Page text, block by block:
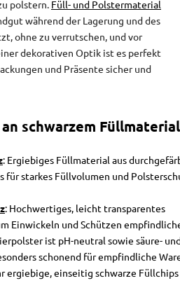
polstern. Füll- und Polstermaterial
während der Lagerung und des
ohne zu verrutschen, und vor
dekorativen Optik ist es perfekt
und Präsente sicher und
schwarzem Füllmaterial
: Ergiebiges Füllmaterial aus
für starkes Füllvolumen und
: Hochwertiges, leicht transparentes
Einwickeln und Schützen
ist pH-neutral sowie säure-
schonend für empfindliche
ergiebige, einseitig schwarze Füllchips